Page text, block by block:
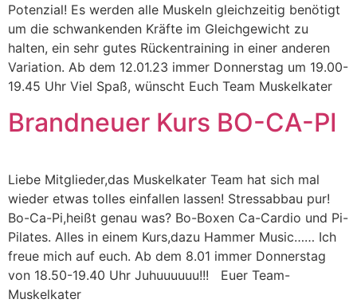
Potenzial! Es werden alle Muskeln gleichzeitig benötigt
um die schwankenden Kräfte im Gleichgewicht zu
halten, ein sehr gutes Rückentraining in einer anderen
Variation. Ab dem 12.01.23 immer Donnerstag um 19.00-
19.45 Uhr Viel Spaß, wünscht Euch Team Muskelkater
Brandneuer Kurs BO-CA-PI
Liebe Mitglieder,das Muskelkater Team hat sich mal
wieder etwas tolles einfallen lassen! Stressabbau pur!
Bo-Ca-Pi,heißt genau was? Bo-Boxen Ca-Cardio und Pi-
Pilates. Alles in einem Kurs,dazu Hammer Music…… Ich
freue mich auf euch. Ab dem 8.01 immer Donnerstag
von 18.50-19.40 Uhr Juhuuuuuu!!! Euer Team-
Muskelkater